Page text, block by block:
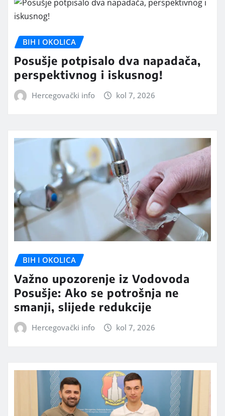
BIH I OKOLICA
Posušje potpisalo dva napadača,
perspektivnog i iskusnog!
Hercegovački info kol 7, 2026
BIH I OKOLICA
Važno upozorenje iz Vodovoda
Posušje: Ako se potrošnja ne
smanji, slijede redukcije
Hercegovački info kol 7, 2026